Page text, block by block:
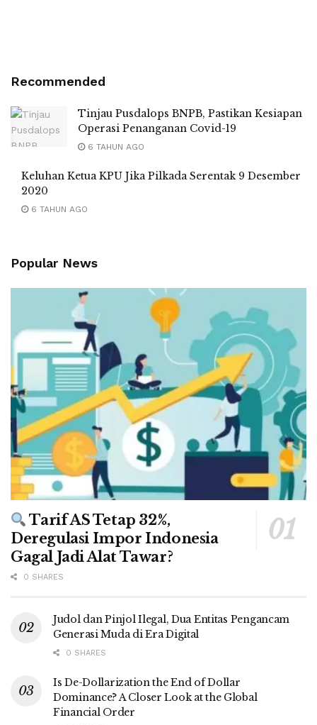
Recommended
Tinjau Pusdalops BNPB, Pastikan Kesiapan
Operasi Penanganan Covid-19
6 TAHUN AGO
Keluhan Ketua KPU Jika Pilkada Serentak 9 Desember
2020
6 TAHUN AGO
Popular News
Tarif AS Tetap 32%,
Deregulasi Impor Indonesia
Gagal Jadi Alat Tawar?
0 SHARES
Judol dan Pinjol Ilegal, Dua Entitas Pengancam
Generasi Muda di Era Digital
0 SHARES
Is De-Dollarization the End of Dollar
Dominance? A Closer Look at the Global
Financial Order